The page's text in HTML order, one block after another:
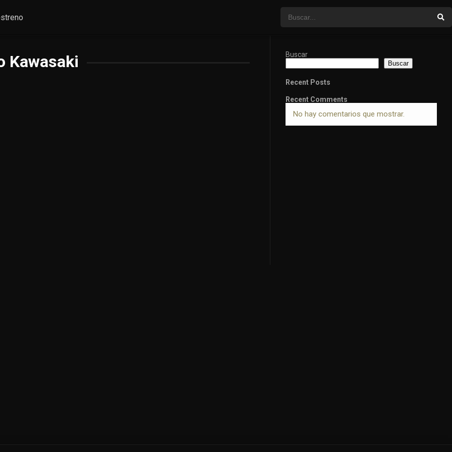
Kawasaki Buscar
Buscar
Recent Posts
Recent Comments
No hay comentarios que mostrar.